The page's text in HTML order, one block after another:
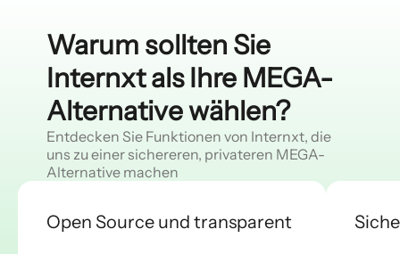
Warum sollten Sie
Internxt als Ihre MEGA-
Alternative wählen?
Entdecken Sie Funktionen von Internxt, die
uns zu einer sichereren, privateren MEGA-
Alternative machen
Open Source und transparent